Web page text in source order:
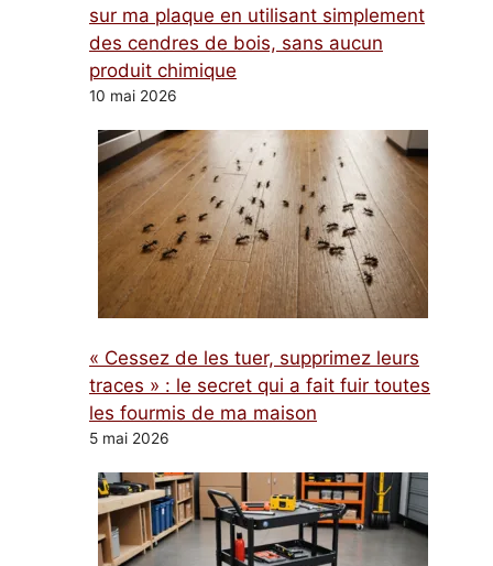
sur ma plaque en utilisant simplement
des cendres de bois, sans aucun
produit chimique
10 mai 2026
« Cessez de les tuer, supprimez leurs
traces » : le secret qui a fait fuir toutes
les fourmis de ma maison
5 mai 2026